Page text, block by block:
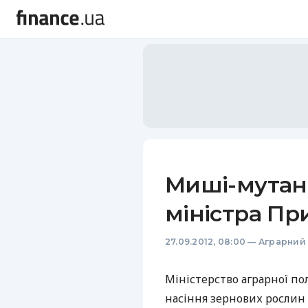
Миші-
міністра
27.09.2012, 08:00 — Аграрний
Міністерство аграрної
насіння зернових